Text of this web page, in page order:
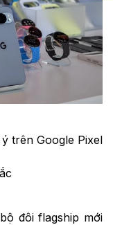
trên Google Pixel
đôi flagship mới